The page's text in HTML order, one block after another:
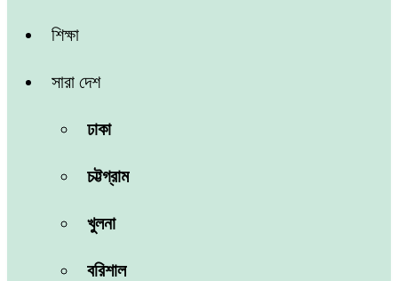
শিক্ষা
সারা দেশ
ঢাকা
চট্টগ্রাম
খুলনা
বরিশাল